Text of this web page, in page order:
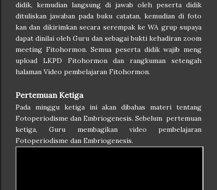
didik, kemudian langsung di jawab oleh peserta didik
dituliskan jawaban pada buku catatan, kemudian di foto
kan dan dikirimkan secara serempak ke WA grup supaya
dapat dinilai oleh Guru dan sebagai bukti kehadiran zoom
meeting Fitohormon. Semua peserta didik wajib meng
upload LKPD Fitohormon dan rangkuman setengah
halaman Video pembelajaran Fitohormon.
Pertemuan Ketiga
Pada minggu ketiga ini akan dibahas materi tentang
Fotoperiodisme dan Embriogenesis. Sebelum pertemuan
ketiga, Guru membagikan video pembelajaran
Fotoperiodisme dan Embriogenesis.